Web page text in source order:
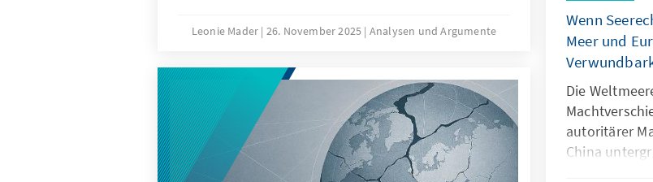
Eigenschaften von ChatGPT, sondern auch
Spezifikation. Für Europa geht es deshalb nicht
darum, ChatGPT mit Verzögerung nachzubauen.
Vielmehr gilt es eigene Modelle zu entwickeln oder
außereuropäische so anzupassen, dass sie als
Produkte besser zu den institutionalisierten
Strukturen passen.
Leonie Mader 26. November 2025 Analysen und Argumente
Wenn
Meer und
Die
autoritärer
China